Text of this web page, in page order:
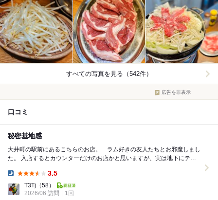
すべての写真を見る（542件）
広告を非表示
口コミ
秘密基地感
大井町の駅前にあるこちらのお店。 ラム好きの友人たちとお邪魔しまし
た。 入店するとカウンターだけのお店かと思いますが、実は地下にテー
3.5
T3Tj （58）
2026/06 訪問
1回